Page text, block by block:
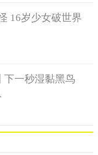
16岁少女破世界
下一秒湿黏黑鸟